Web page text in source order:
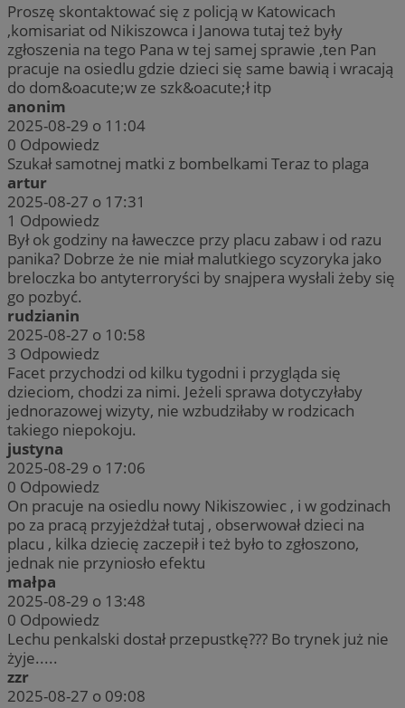
Proszę skontaktować się z policją w Katowicach
,komisariat od Nikiszowca i Janowa tutaj też były
zgłoszenia na tego Pana w tej samej sprawie ,ten Pan
pracuje na osiedlu gdzie dzieci się same bawią i wracają
do dom&oacute;w ze szk&oacute;ł itp
anonim
2025-08-29 o 11:04
0 Odpowiedz
Szukał samotnej matki z bombelkami Teraz to plaga
artur
2025-08-27 o 17:31
1 Odpowiedz
Był ok godziny na ławeczce przy placu zabaw i od razu
panika? Dobrze że nie miał malutkiego scyzoryka jako
breloczka bo antyterroryści by snajpera wysłali żeby się
go pozbyć.
rudzianin
2025-08-27 o 10:58
3 Odpowiedz
Facet przychodzi od kilku tygodni i przygląda się
dzieciom, chodzi za nimi. Jeżeli sprawa dotyczyłaby
jednorazowej wizyty, nie wzbudziłaby w rodzicach
takiego niepokoju.
justyna
2025-08-29 o 17:06
0 Odpowiedz
On pracuje na osiedlu nowy Nikiszowiec , i w godzinach
po za pracą przyjeżdżał tutaj , obserwował dzieci na
placu , kilka dziecię zaczepił i też było to zgłoszono,
jednak nie przyniosło efektu
małpa
2025-08-29 o 13:48
0 Odpowiedz
Lechu penkalski dostał przepustkę??? Bo trynek już nie
żyje.....
zzr
2025-08-27 o 09:08